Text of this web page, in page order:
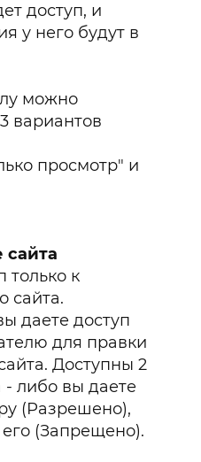
доступ, и
у него будут в
можно
вариантов
просмотр" и
сайта
только к
сайта.
даете доступ
для правки
Доступны 2
либо вы даете
(Разрешено),
(Запрещено).